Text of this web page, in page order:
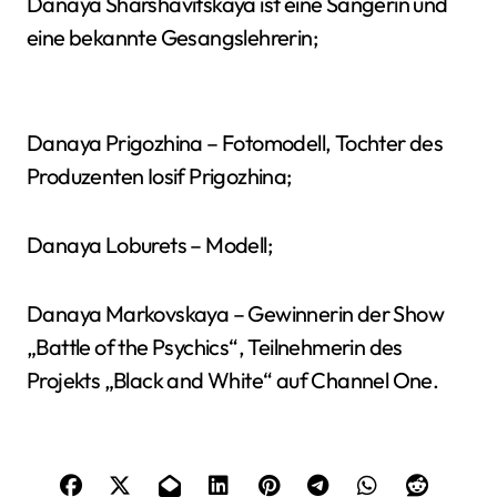
eine bekannte Gesangslehrerin;
Danaya Prigozhina – Fotomodell, Tochter des
Produzenten Iosif Prigozhina;
Danaya Loburets – Modell;
Danaya Markovskaya – Gewinnerin der Show
„Battle of the Psychics“, Teilnehmerin des
Projekts „Black and White“ auf Channel One.